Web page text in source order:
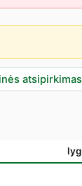
atsipirkimas